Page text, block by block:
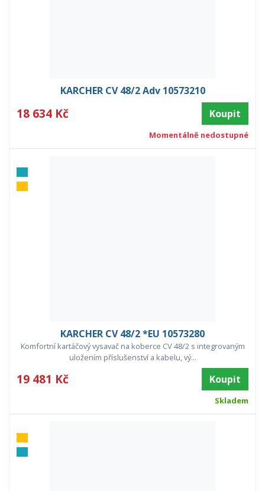
KARCHER CV 48/2 Adv 10573210
18 634 Kč Koupit
Momentálně nedostupné
KARCHER CV 48/2 *EU 10573280
Komfortní kartáčový vysavač na koberce CV 48/2 s integrovaným
uložením příslušenství a kabelu, vý...
19 481 Kč Koupit
Skladem